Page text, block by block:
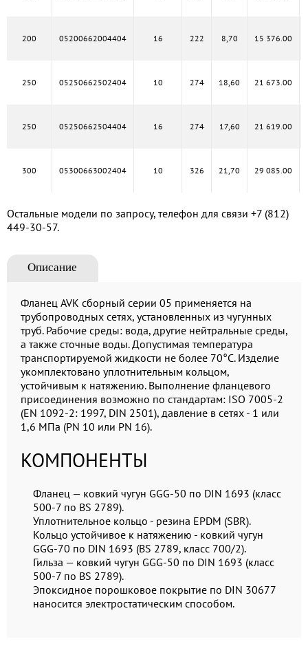
200 05200662004404 16 222 8,70 15 376.00
250 05250662502404 10 274 18,60 21 673.00
250 05250662504404 16 274 17,60 21 619.00
300 05300663002404 10 326 21,70 29 085.00
Остальные модели по запросу, телефон для связи +7 (812)
449-30-57.
Описание
Фланец AVK сборный серии 05 применяется на
трубопроводных сетях, установленных из чугунных
труб. Рабочие среды: вода, другие нейтральные среды,
а также сточные воды. Допустимая температура
транспортируемой жидкости не более 70°C. Изделие
укомплектовано уплотнительным кольцом,
устойчивым к натяжению. Выполнение фланцевого
присоединения возможно по стандартам: ISO 7005-2
(EN 1092-2: 1997, DIN 2501), давление в сетях - 1 или
1,6 МПа (PN 10 или PN 16).
КОМПОНЕНТЫ
Фланец — ковкий чугун GGG-50 по DIN 1693 (класс
500-7 по BS 2789).
Уплотнительное кольцо - резина EPDM (SBR).
Кольцо устойчивое к натяжению - ковкий чугун
GGG-70 по DIN 1693 (BS 2789, класс 700/2).
Гильза — ковкий чугун GGG-50 по DIN 1693 (класс
500-7 по BS 2789).
Эпоксидное порошковое покрытие по DIN 30677
наносится электростатическим способом.